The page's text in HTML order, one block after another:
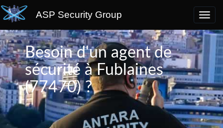
ASP Security Group
Besoin d'un agent de
sécurité à Fublaines
(77470) ?